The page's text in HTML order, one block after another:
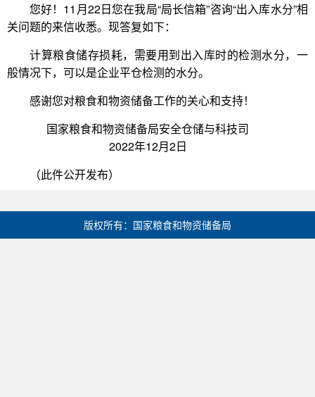
您好！11月22日您在我局“局长信箱”咨询“出入库水分”相
关问题的来信收悉。现答复如下：
计算粮食储存损耗，需要用到出入库时的检测水分，一
般情况下，可以是企业平仓检测的水分。
感谢您对粮食和物资储备工作的关心和支持！
国家粮食和物资储备局安全仓储与科技司
2022年12月2日
（此件公开发布）
版权所有：国家粮食和物资储备局